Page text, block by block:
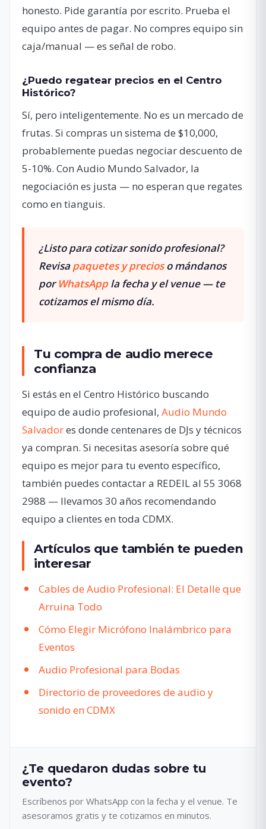
honesto. Pide garantía por escrito. Prueba el
equipo antes de pagar. No compres equipo sin
caja/manual — es señal de robo.
¿Puedo regatear precios en el Centro
Histórico?
Sí, pero inteligentemente. No es un mercado de
frutas. Si compras un sistema de $10,000,
probablemente puedas negociar descuento de
5-10%. Con Audio Mundo Salvador, la
negociación es justa — no esperan que regates
como en tianguis.
¿Listo para cotizar sonido profesional?
Revisapaquetes y precioso mándanos
por WhatsAppla fecha y el venue — te
cotizamos el mismo día.
Tu compra de audio merece
confianza
Si estás en el Centro Histórico buscando
equipo de audio profesional, Audio Mundo
Salvadores donde centenares de DJs y técnicos
ya compran. Si necesitas asesoría sobre qué
equipo es mejor para tu evento específico,
también puedes contactar a REDEIL al 55 3068
2988 — llevamos 30 años recomendando
equipo a clientes en toda CDMX.
Artículos que también te pueden
interesar
Cables de Audio Profesional: El Detalle que
Arruina Todo
Cómo Elegir Micrófono Inalámbrico para
Eventos
Audio Profesional para Bodas
Directorio de proveedores de audio y
sonido en CDMX
¿Te quedaron dudas sobre tu
evento?
Escríbenos por WhatsApp con la fecha y el venue. Te
asesoramos gratis y te cotizamos en minutos.